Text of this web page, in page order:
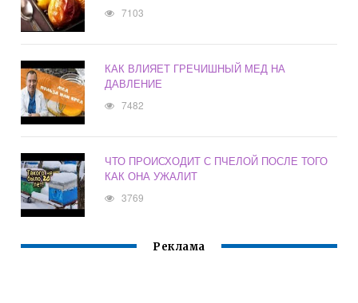
7103
КАК ВЛИЯЕТ ГРЕЧИШНЫЙ МЕД НА
ДАВЛЕНИЕ
7482
ЧТО ПРОИСХОДИТ С ПЧЕЛОЙ ПОСЛЕ ТОГО
КАК ОНА УЖАЛИТ
3769
Реклама